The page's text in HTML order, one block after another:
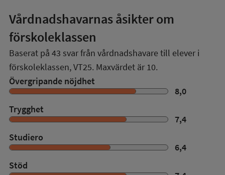
Vårdnadshavarnas åsikter om
förskoleklassen
Baserat på 43 svar från vårdnadshavare till elever i
förskoleklassen,VT25. Maxvärdet är 10.
Övergripande nöjdhet
8,0
Trygghet
7,4
Studiero
6,4
Stöd